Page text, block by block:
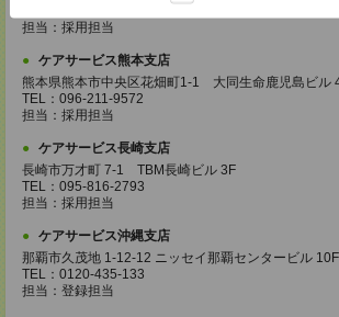
担当：採用担当
ケアサービス熊本支店
熊本県熊本市中央区花畑町1-1 大同生命鹿児島ビル
TEL：096-211-9572
担当：採用担当
ケアサービス長崎支店
長崎市万才町 7-1 TBM長崎ビル 3F
TEL：095-816-2793
担当：採用担当
ケアサービス沖縄支店
那覇市久茂地 1-12-12 ニッセイ那覇センタービル 10F
TEL：0120-435-133
担当：登録担当